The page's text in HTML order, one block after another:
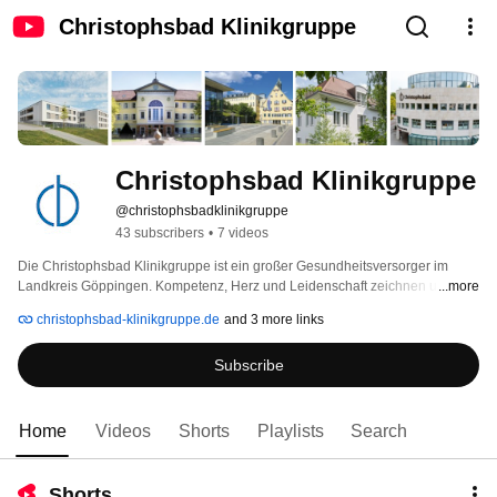
Christophsbad Klinikgruppe
Christophsbad Klinikgruppe
@christophsbadklinikgruppe
43 subscribers • 7 videos
Die Christophsbad Klinikgruppe ist ein großer Gesundheitsversorger im
Landkreis Göppingen. Kompetenz, Herz und Leidenschaft zeichnen unsere
reibungslosen Klinikbetrieb und versorgen und begleiten Menschen von der
Prävention über die Akutbehandlung bis hin zur Nachsorge und Betreuung.
Das hat Tradition, denn das privat geführte Familienunternehmen blickt auf
170 Jahre Erfahrung zurück. Über alle Einrichtungen hinweg verstehen wir
austauscht.
...more
christophsbad-klinikgruppe.de and 3 more links
Subscribe
Home Videos Shorts Playlists Search